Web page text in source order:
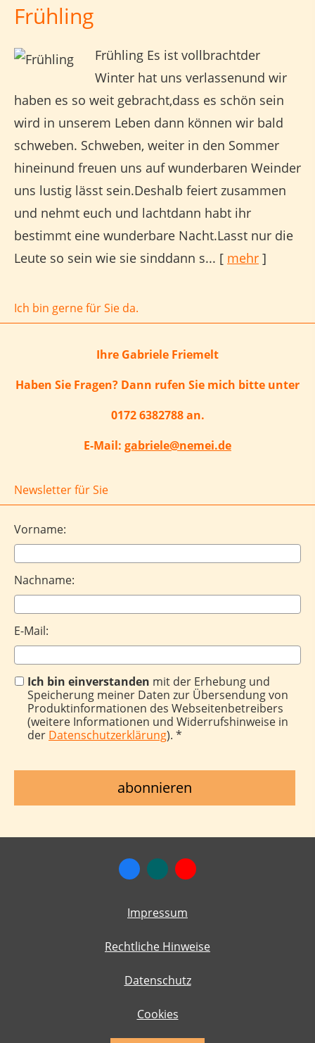
Frühling
Frühling Es ist vollbrachtder
Winter hat uns verlassenund wir
haben es so weit gebracht,dass es schön sein
wird in unserem Leben dann können wir bald
schweben. Schweben, weiter in den Sommer
hineinund freuen uns auf wunderbaren Weinder
uns lustig lässt sein.Deshalb feiert zusammen
und nehmt euch und lachtdann habt ihr
bestimmt eine wunderbare Nacht.Lasst nur die
Leute so sein wie sie sinddann s... [ mehr ]
Ich bin gerne für Sie da.
Ihre Gabriele Friemelt
Haben Sie Fragen? Dann rufen Sie mich bitte unter
0172 6382788 an.
E-Mail: gabriele@nemei.de
Newsletter für Sie
Vorname:
Nachname:
E-Mail:
Ich bin einverstanden mit der Erhebung und
Speicherung meiner Daten zur Übersendung von
Produktinformationen des Webseitenbetreibers
(weitere Informationen und Widerrufshinweise in
der Datenschutzerklärung). *
Impressum
Rechtliche Hinweise
Datenschutz
Cookies